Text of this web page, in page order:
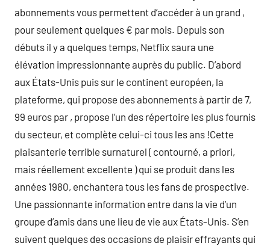
abonnements vous permettent d’accéder à un grand ,
pour seulement quelques € par mois. Depuis son
débuts il y a quelques temps, Netflix saura une
élévation impressionnante auprès du public. D’abord
aux États-Unis puis sur le continent européen, la
plateforme, qui propose des abonnements à partir de 7,
99 euros par , propose l’un des répertoire les plus fournis
du secteur, et complète celui-ci tous les ans !Cette
plaisanterie terrible surnaturel ( contourné, a priori,
mais réellement excellente ) qui se produit dans les
années 1980, enchantera tous les fans de prospective.
Une passionnante information entre dans la vie d’un
groupe d’amis dans une lieu de vie aux États-Unis. S’en
suivent quelques des occasions de plaisir effrayants qui